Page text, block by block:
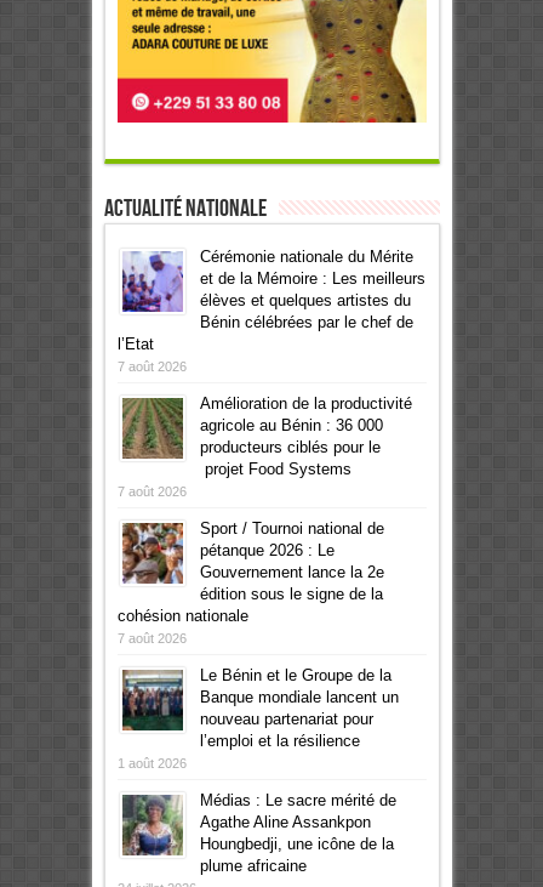
Actualité Nationale
Cérémonie nationale du Mérite
et de la Mémoire : Les meilleurs
élèves et quelques artistes du
Bénin célébrées par le chef de
l’Etat
7 août 2026
Amélioration de la productivité
agricole au Bénin : 36 000
producteurs ciblés pour le
projet Food Systems
7 août 2026
Sport / Tournoi national de
pétanque 2026 : Le
Gouvernement lance la 2e
édition sous le signe de la
cohésion nationale
7 août 2026
Le Bénin et le Groupe de la
Banque mondiale lancent un
nouveau partenariat pour
l’emploi et la résilience
1 août 2026
Médias : Le sacre mérité de
Agathe Aline Assankpon
Houngbedji, une icône de la
plume africaine